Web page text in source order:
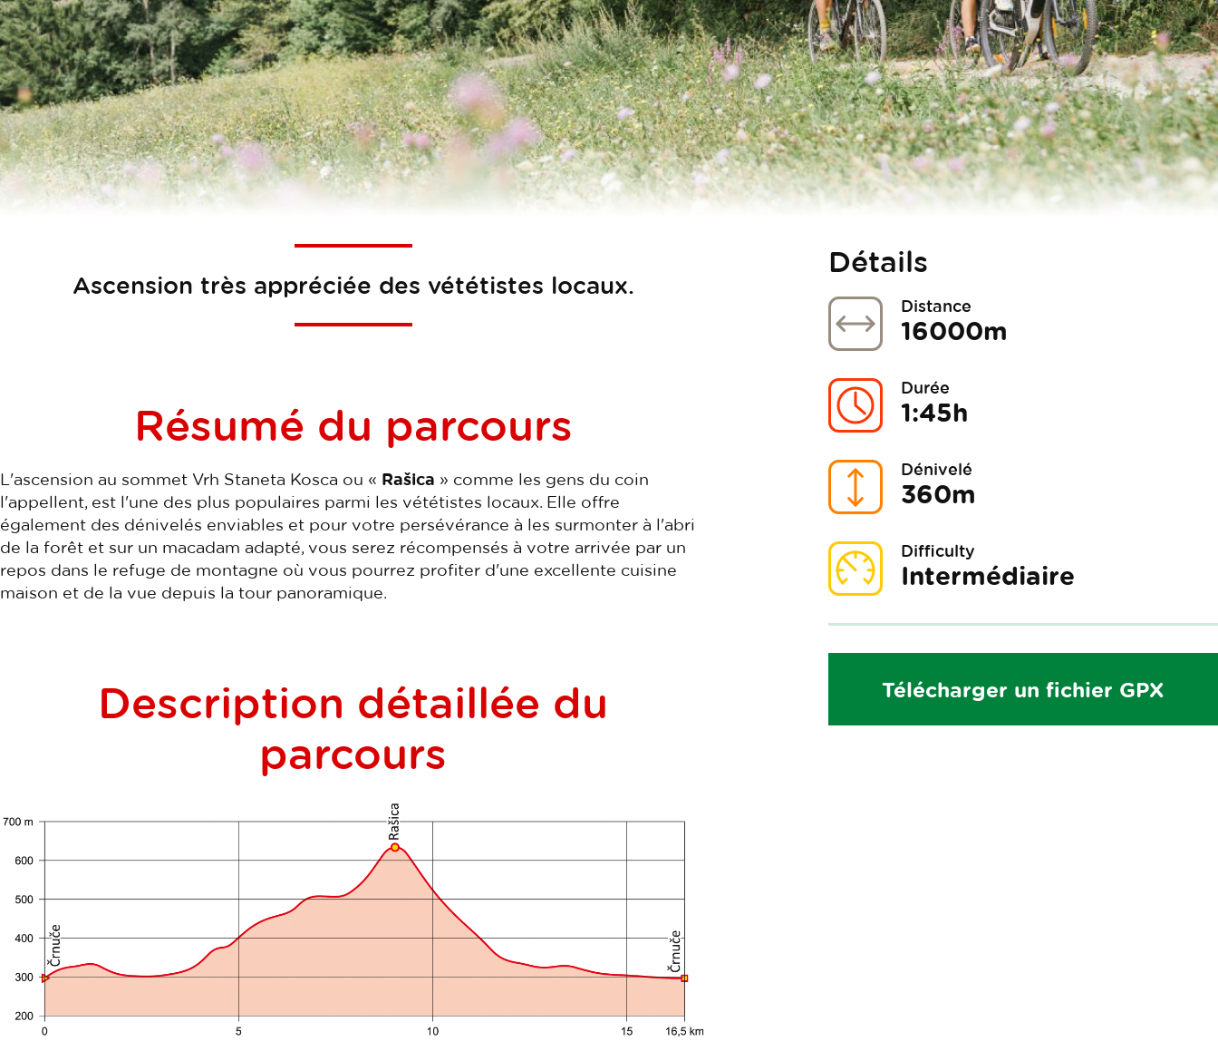
Ascension très appréciée des vététistes locaux.
Résumé du parcours
L'ascension au sommet Vrh Staneta Kosca ou « Rašica » comme les gens du coin
l'appellent, est l'une des plus populaires parmi les vététistes locaux. Elle offre
également des dénivelés enviables et pour votre persévérance à les surmonter à l'abri
de la forêt et sur un macadam adapté, vous serez récompensés à votre arrivée par un
repos dans le refuge de montagne où vous pourrez profiter d'une excellente cuisine
maison et de la vue depuis la tour panoramique.
Description détaillée du
parcours
Détails
Distance
16000m
Durée
1:45h
Dénivelé
360m
Difficulty
Intermédiaire
Télécharger un fichier GPX